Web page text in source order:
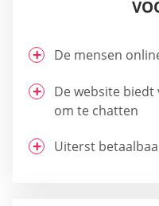
De mensen
De website biedt
om te chatten
Uiterst